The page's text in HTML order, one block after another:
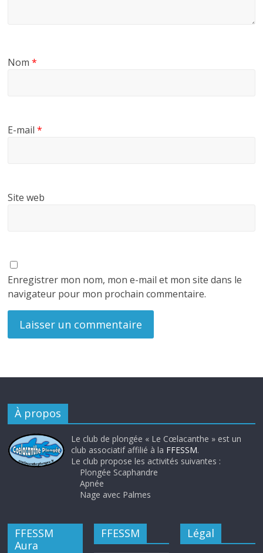
Nom*
E-mail*
Site web
Enregistrer mon nom, mon e-mail et mon site dans le
navigateur pour mon prochain commentaire.
À propos
Le club de plongée « Le Cœlacanthe » est un
club associatif affilié à la FFESSM.
Le club propose les activités suivantes :
Plongée Scaphandre
Apnée
Nage avec Palmes
FFESSM
Aura
FFESSM Légal